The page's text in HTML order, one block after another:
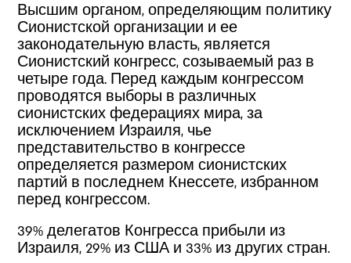
Высшим органом, определяющим политику
Сионистской организации и ее
законодательную власть, является
Сионистский конгресс, созываемый раз в
четыре года. Перед каждым конгрессом
проводятся выборы в различных
сионистских федерациях мира, за
исключением Израиля, чье
представительство в конгрессе
определяется размером сионистских
партий в последнем Кнессете, избранном
перед конгрессом.
39% делегатов Конгресса прибыли из
Израиля, 29% из США и 33% из других стран.